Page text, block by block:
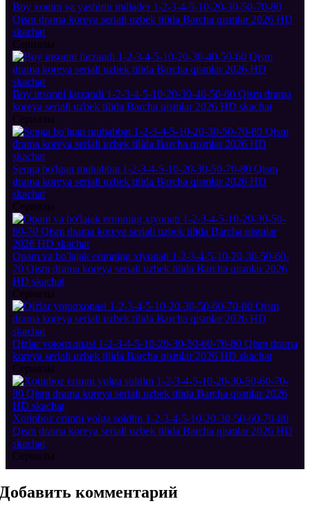
Boy xonim va yashirin millader 1-2-3-4-5-10-20-30-50-70-80
Qism drama koreya seriali uzbek tilida Barcha qismlar 2026 HD
skachat
Сериалы
Boy insonni farzandi 1-2-3-4-5-10-20-30-40-50-60 Qism drama
koreya seriali uzbek tilida Barcha qismlar 2026 HD skachat
Сериалы
Senga bo'lgan muhabbat 1-2-3-4-5-10-20-30-50-70-80 Qism
drama koreya seriali uzbek tilida Barcha qismlar 2026 HD
skachat
Сериалы
Opam va bo'lajak erimning xiyonati 1-2-3-4-5-10-20-30-50-60-
70 Qism drama koreya seriali uzbek tilida Barcha qismlar 2026
HD skachat
Сериалы
Qizlar yotoqxonasi 1-2-3-4-5-10-20-30-50-60-70-80 Qism drama
koreya seriali uzbek tilida Barcha qismlar 2026 HD skachat
Сериалы
Xotinboz erimni yolga soldim 1-2-3-4-5-10-20-30-50-60-70-80
Qism drama koreya seriali uzbek tilida Barcha qismlar 2026 HD
skachat
Сериалы
комментарий